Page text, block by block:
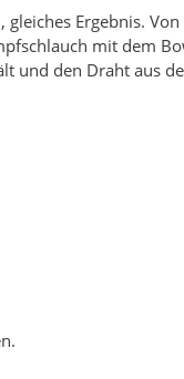
Ergebnis.
mit dem
und den Draht aus